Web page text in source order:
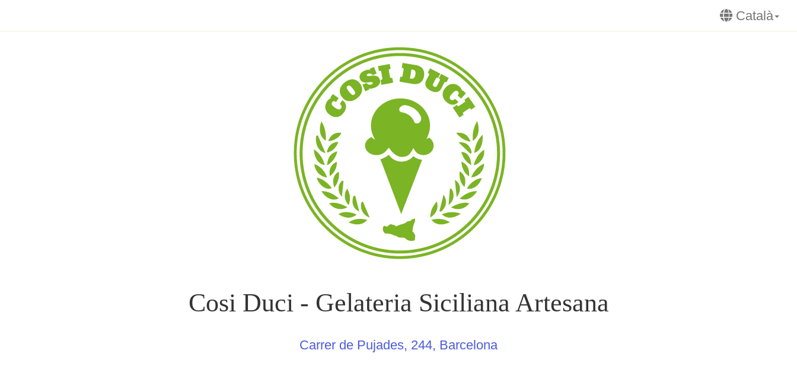
Català
Cosi Duci - Gelateria Siciliana Artesana
Carrer de Pujades, 244, Barcelona